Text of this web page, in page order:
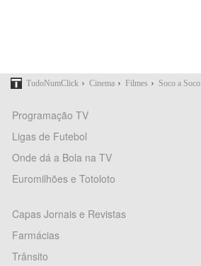
TudoNumClick › Cinema › Filmes › Soco a Soco
Programação TV
Ligas de Futebol
Onde dá a Bola na TV
Euromilhões e Totoloto
Capas Jornais e Revistas
Farmácias
Trânsito